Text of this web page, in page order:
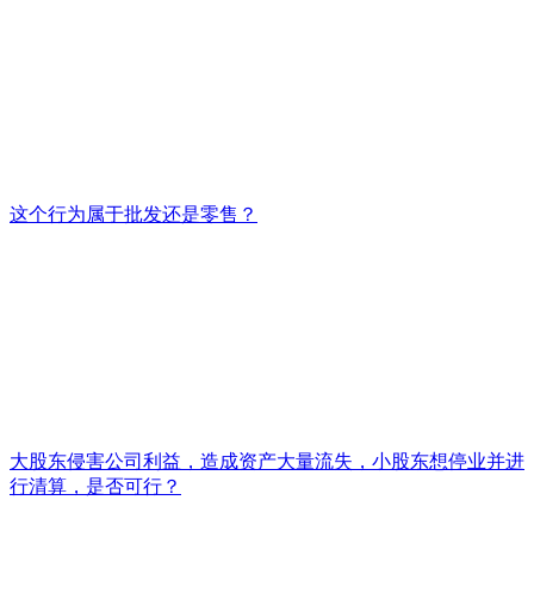
这个行为属于批发还是零售？
大股东侵害公司利益，造成资产大量流失，小股东想停业并进
行清算，是否可行？